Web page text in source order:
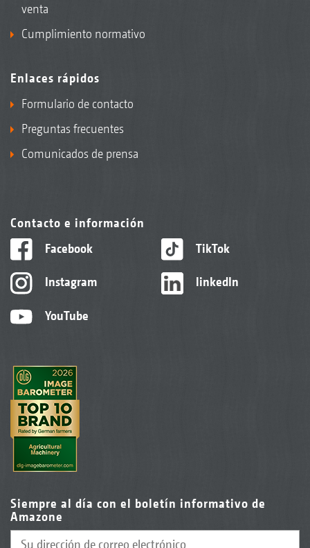
venta
Cumplimiento normativo
Enlaces rápidos
Formulario de contacto
Preguntas frecuentes
Comunicados de prensa
Contacto e información
Facebook
Instagram
YouTube
TikTok
linkedIn
Siempre al día con el boletín informativo de
Amazone